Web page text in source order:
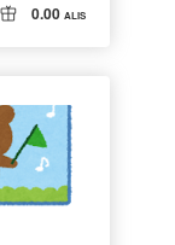
0.00 ALIS